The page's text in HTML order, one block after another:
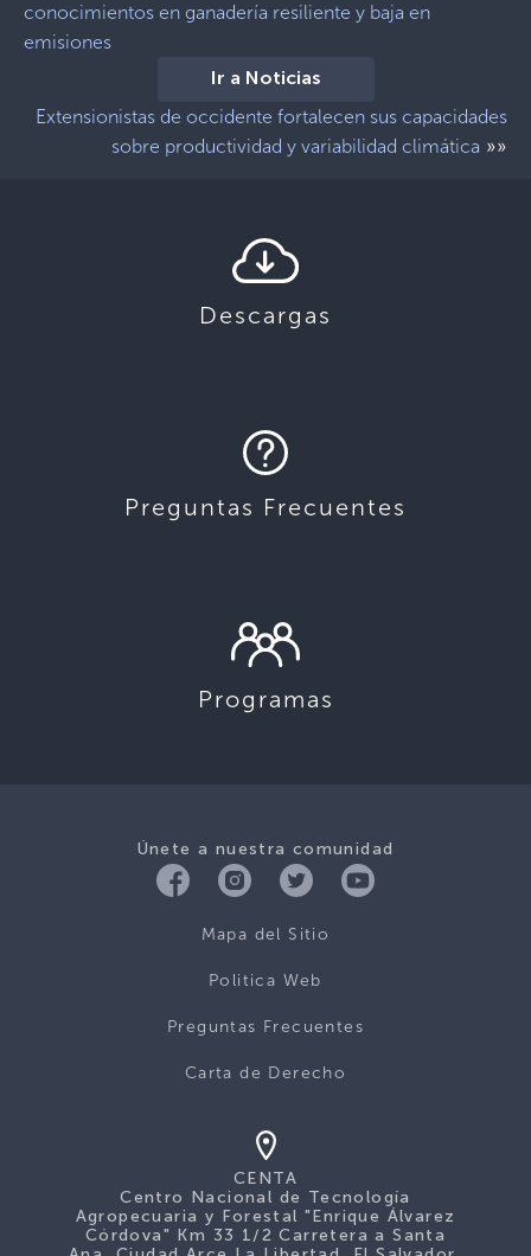
conocimientos en ganadería resiliente y baja en
emisiones
Ir a Noticias
Extensionistas de occidente fortalecen sus capacidades
sobre productividad y variabilidad climática »»
Descargas
Preguntas Frecuentes
Programas
Únete a nuestra comunidad
Mapa del Sitio
Politica Web
Preguntas Frecuentes
Carta de Derecho
CENTA
Centro Nacional de Tecnología
Agropecuaria y Forestal "Enrique Álvarez
Córdova" Km 33 1/2 Carretera a Santa